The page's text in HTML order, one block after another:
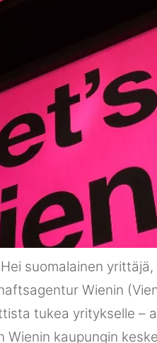
suomalainen
Wienin
tukea yritykselle –
kaupungin